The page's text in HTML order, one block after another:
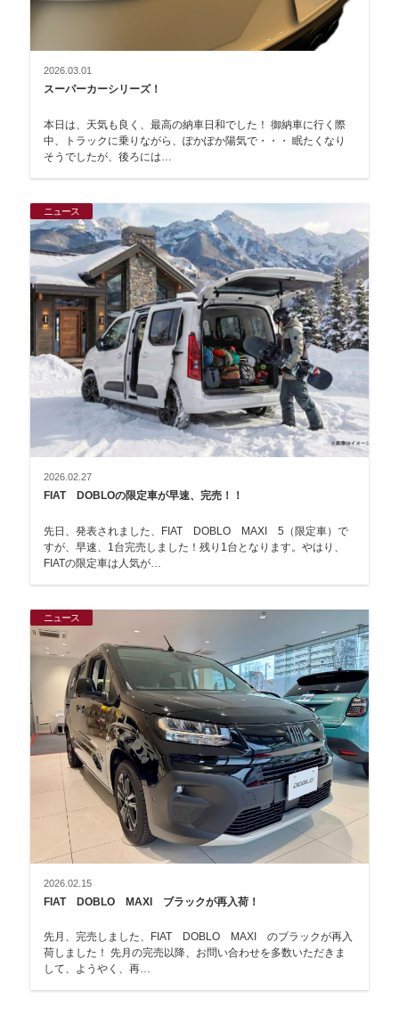
2026.03.01
スーパーカーシリーズ！
本日は、天気も良く、最高の納車日和でした！ 御納車に行く際
中、トラックに乗りながら、ぽかぽか陽気で・・・ 眠たくなり
そうでしたが、後ろには…
ニュース
2026.02.27
FIAT DOBLOの限定車が早速、完売！！
先日、発表されました、FIAT DOBLO MAXI 5（限定車）で
すが、早速、1台完売しました！残り1台となります。やはり、
FIATの限定車は人気が…
ニュース
2026.02.15
FIAT DOBLO MAXI ブラックが再入荷！
先月、完売しました、FIAT DOBLO MAXI のブラックが再入
荷しました！ 先月の完売以降、お問い合わせを多数いただきま
して、ようやく、再…